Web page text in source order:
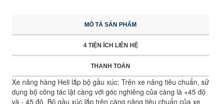
MÔ TẢ SẢN PHẨM
4 TIỆN ÍCH LIÊN HỆ
THANH TOÁN
Xe nâng hàng Heli lắp bộ gầu xúc: Trên xe nâng tiêu chuẩn, sử
dụng bộ công tác lật càng với góc nghiêng của càng là +45 độ
và - 45 độ. Bộ gầu xúc lắp trên càng nâng tiêu chuẩn của xe